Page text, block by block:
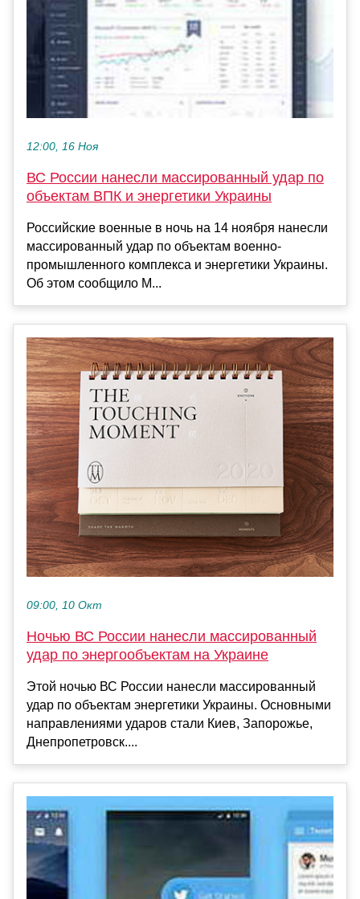
12:00, 16 Ноя
ВС России нанесли массированный удар по
объектам ВПК и энергетики Украины
Российские военные в ночь на 14 ноября нанесли
массированный удар по объектам военно-
промышленного комплекса и энергетики Украины.
Об этом сообщило М...
09:00, 10 Окт
Ночью ВС России нанесли массированный
удар по энергообъектам на Украине
Этой ночью ВС России нанесли массированный
удар по объектам энергетики Украины. Основными
направлениями ударов стали Киев, Запорожье,
Днепропетровск....